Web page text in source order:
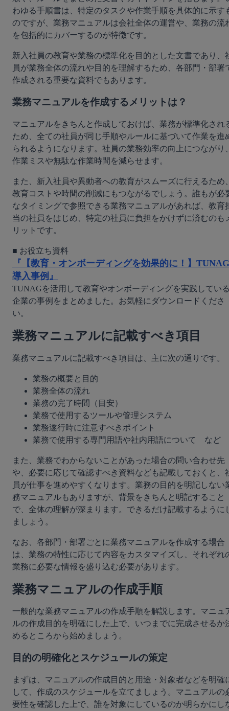
わゆる手順書は、特定のタスクや作業手順を具体的に示す
のですが、業務マニュアルは会社全体の運営や、業務の流
を包括的にカバーするのが特徴です。
新入社員の教育や業務の標準化を目的とした文書であり、
員が業務全体の流れや目的を理解するため、各部門・部署
作成される重要な資料でもあります。
業務マニュアルを作成するメリットは？
マニュアルをきちんと作成しておけば、業務が標準化され
ため、全ての社員が同じ手順やルールに基づいて作業を進
られるようになります。社員の業務効率の向上につながり
作業ミスや無駄な作業時間を減らせます。
また、新入社員や異動者への教育がスムーズに行えるため
教育コストや時間の削減にもつながるでしょう。誰もが必
なタイミングで参照できる業務マニュアルがあれば、教育
当の社員をはじめ、特定の社員に負担をかけずに済むのも
リットです。
『【教育・オンボーディングを効果的に！】TUNAG
導入事例』
TUNAGを活用して教育やオンボーディングを実践してい
企業の事例をまとめました。お気軽にダウンロードくださ
い。
業務マニュアルに記載すべき項目
業務マニュアルに記載すべき項目は、主に次の通りです。
業務の概要と目的
業務全体の流れ
業務の完了時間（目安）
業務で使用するツールや管理システム
業務遂行時に注意すべきポイント
業務で使用する専門用語や社内用語について　など
また、業務でわからないことがあった場合の問い合わせ先
や、必要に応じて確認すべき資料なども記載しておくと、
員が仕事を進めやすくなります。業務の目的を明記しない
務マニュアルもありますが、背景をきちんと明記すること
で、全体の理解が深まります。できるだけ記載するように
ましょう。
なお、各部門・部署ごとに業務マニュアルを作成する場合
は、業務の特性に応じて内容をカスタマイズし、それぞれ
業務に必要な情報を盛り込む必要があります。
業務マニュアルの作成手順
一般的な業務マニュアルの作成手順を解説します。マニュ
ルの作成目的を明確にした上で、いつまでに完成させるか
めるところから始めましょう。
目的の明確化とスケジュールの策定
まずは、マニュアルの作成目的と用途・対象者などを明確
して、作成のスケジュールを立てましょう。マニュアルの
要性を確認した上で、誰を対象にしているのか明らかにし